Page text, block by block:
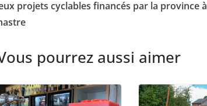
projets cyclables financés par la province à
pourrez aussi aimer